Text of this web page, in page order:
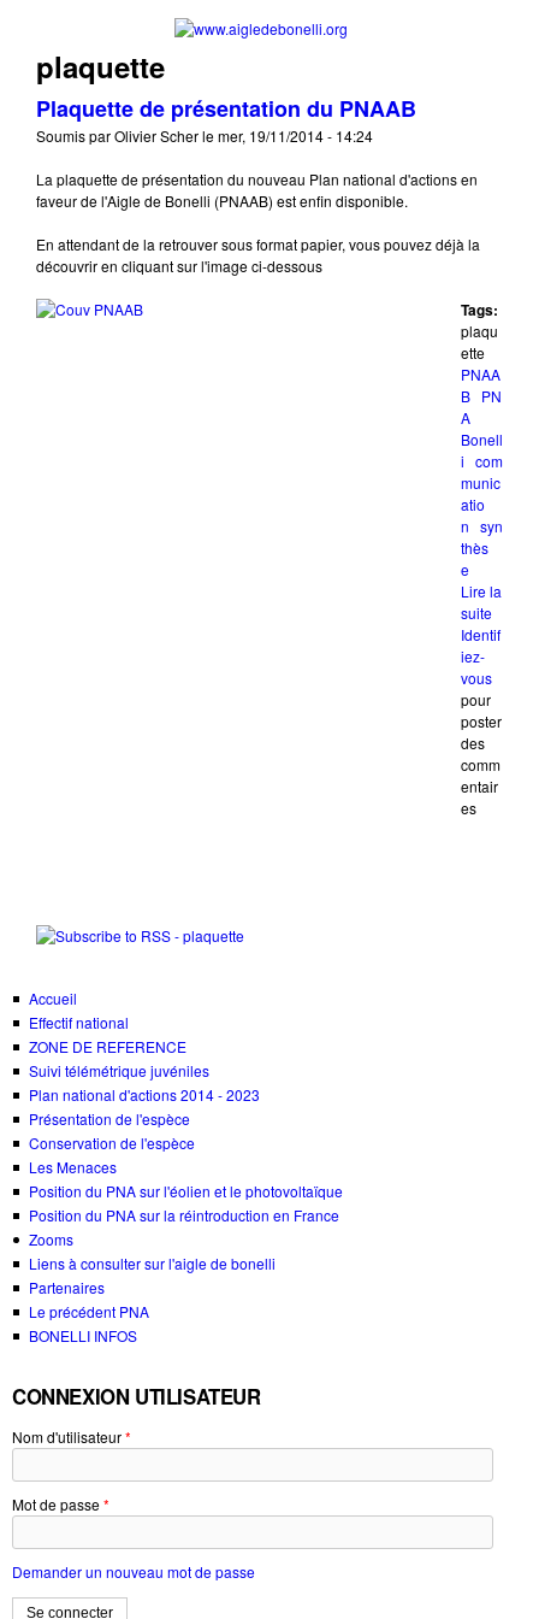
Aller au contenu principal
plaquette
Plaquette de présentation du PNAAB
Soumis parOlivier Scherlemer, 19/11/2014 - 14:24
La plaquette de présentation du nouveau Plan national d'actions en
faveur de l'Aigle de Bonelli (PNAAB) est enfin disponible.
En attendant de la retrouver sous format papier, vous pouvez déjà la
découvrir en cliquant sur l'image ci-dessous
Tags:
plaqu
ette
PNAA
B PN
A
Bonell
i com
munic
atio
n syn
thès
e
Lire la
suite
Identif
iez-
vous
pour
poster
des
comm
entair
es
Accueil
Effectif national
ZONE DE REFERENCE
Suivi télémétrique juvéniles
Plan national d'actions 2014 - 2023
Présentation de l'espèce
Conservation de l'espèce
Les Menaces
Position du PNA sur l'éolien et le photovoltaïque
Position du PNA sur la réintroduction en France
Zooms
Liens à consulter sur l'aigle de bonelli
Partenaires
Le précédent PNA
BONELLI INFOS
CONNEXION UTILISATEUR
Nom d'utilisateur*
Mot de passe*
Demander un nouveau mot de passe